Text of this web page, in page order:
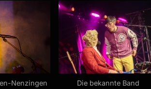
o
:
Nenzingen
Die bekannte Band